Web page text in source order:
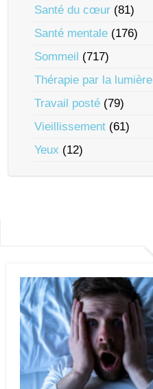
Santé du cœur (81)
Santé mentale (176)
Sommeil (717)
Thérapie par la lumière
Travail posté (79)
Vieillissement (61)
Yeux (12)